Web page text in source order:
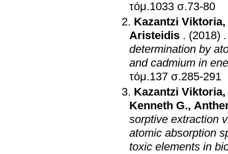
τόμ.1033 σ.73-80
Kazantzi Viktoria,
Aristeidis . (2018)
determination by
and cadmium in
τόμ.137 σ.285-291
Kazantzi Viktoria,
Kenneth G.,
sorptive extraction via a
atomic absorption
toxic elements in